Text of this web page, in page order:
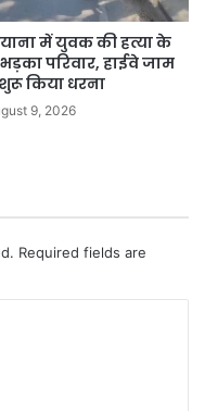
में युवक की हत्या के
परिवार, हाईवे जाम
किया धरना
9, 2026
Required fields are